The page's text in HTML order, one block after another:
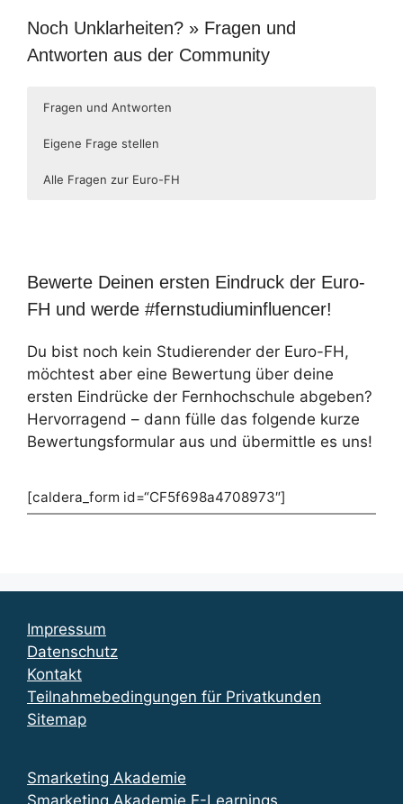
Noch Unklarheiten? » Fragen und
Antworten aus der Community
Fragen und Antworten
Eigene Frage stellen
Alle Fragen zur Euro-FH
Bewerte Deinen ersten Eindruck der Euro-
FH und werde #fernstudiuminfluencer!
Du bist noch kein Studierender der Euro-FH,
möchtest aber eine Bewertung über deine
ersten Eindrücke der Fernhochschule abgeben?
Hervorragend – dann fülle das folgende kurze
Bewertungsformular aus und übermittle es uns!
[caldera_form id=“CF5f698a4708973″]
Impressum
Datenschutz
Kontakt
Teilnahmebedingungen für Privatkunden
Sitemap
Smarketing Akademie
Smarketing Akademie E-Learnings